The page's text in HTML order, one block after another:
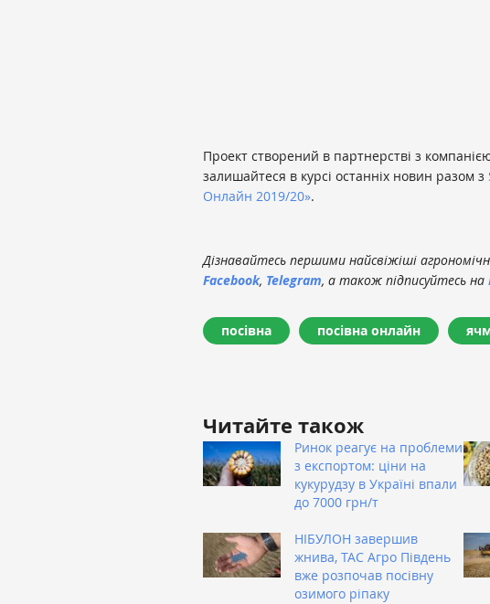
Проект створений в партнерстві з
залишайтеся в курсі останніх новин разом з
Онлайн 2019/20».
Дізнавайтесь першими найсвіжіші
Facebook, Telegram, а також підписуйтесь на
посівна посівна онлайн
Читайте також
Ринок реагує на проблеми
з експортом: ціни на
кукурудзу в Україні впали
до 7000 грн/т
НІБУЛОН завершив
жнива, ТАС Агро Південь
вже розпочав посівну
озимого ріпаку